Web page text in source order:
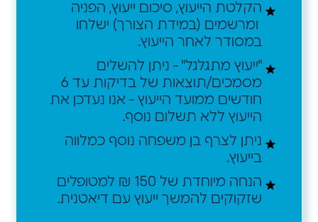
הקלטת הייעוץ, סיכום ייעוץ, הפניה
ומרשמים (במידת הצורך) ישלחו
במסודר לאחר הייעוץ.
"ייעוץ מתגלגל" - ניתן להשלים
מסמכים/תוצאות של בדיקות עד 6
חודשים ממועד הייעוץ - אנו נעדכן את
הייעוץ ללא תשלום נוסף.
ניתן לצרף בן משפחה נוסף כמלווה
בייעוץ.
הנחה מיוחדת של 150 ₪ למטופלים
שזקוקים להמשך ייעוץ עם דיאטנית.